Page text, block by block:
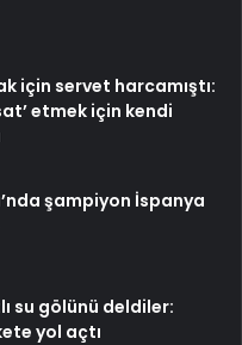
için servet harcamıştı:
etmek için kendi
şampiyon İspanya
su gölünü deldiler:
yol açtı